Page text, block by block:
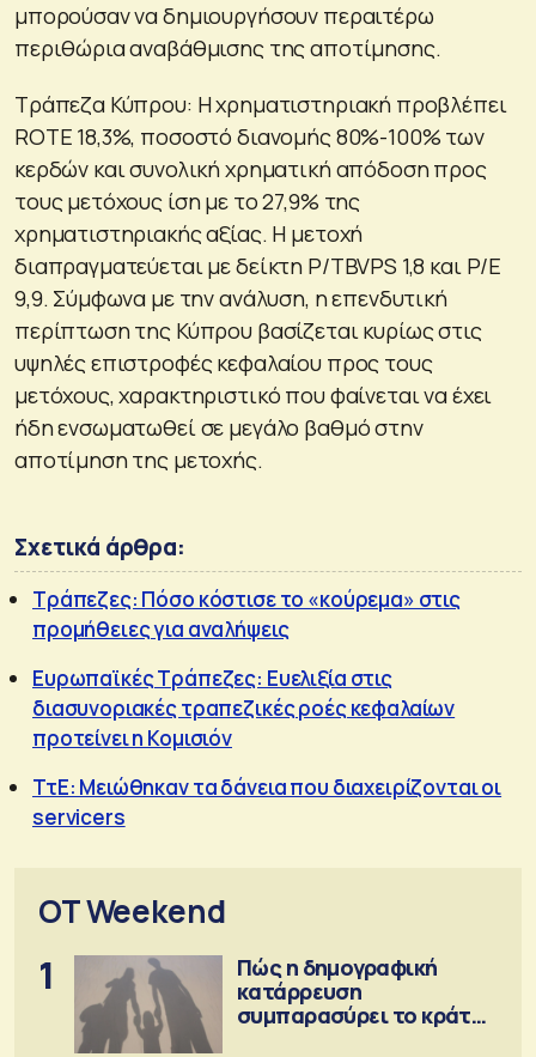
μπορούσαν να δημιουργήσουν περαιτέρω
περιθώρια αναβάθμισης της αποτίμησης.
Τράπεζα Κύπρου: Η χρηματιστηριακή προβλέπει
ROTE 18,3%, ποσοστό διανομής 80%-100% των
κερδών και συνολική χρηματική απόδοση προς
τους μετόχους ίση με το 27,9% της
χρηματιστηριακής αξίας. Η μετοχή
διαπραγματεύεται με δείκτη P/TBVPS 1,8 και P/E
9,9. Σύμφωνα με την ανάλυση, η επενδυτική
περίπτωση της Κύπρου βασίζεται κυρίως στις
υψηλές επιστροφές κεφαλαίου προς τους
μετόχους, χαρακτηριστικό που φαίνεται να έχει
ήδη ενσωματωθεί σε μεγάλο βαθμό στην
αποτίμηση της μετοχής.
Σχετικά άρθρα:
Τράπεζες: Πόσο κόστισε το «κούρεμα» στις
προμήθειες για αναλήψεις
Ευρωπαϊκές Τράπεζες: Ευελιξία στις
διασυνοριακές τραπεζικές ροές κεφαλαίων
προτείνει η Κομισιόν
ΤτΕ: Μειώθηκαν τα δάνεια που διαχειρίζονται οι
servicers
OT Weekend
1
Πώς η δημογραφική
κατάρρευση
συμπαρασύρει το κράτος